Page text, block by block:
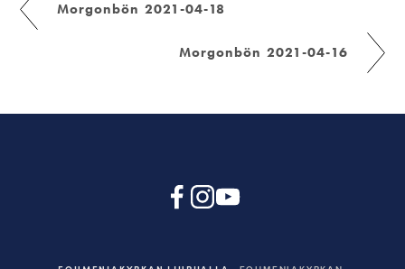
Morgonbön 2021-04-18
Morgonbön 2021-04-16